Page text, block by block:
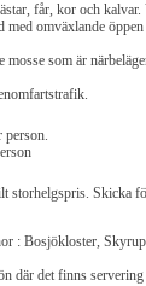
får, kor och kalvar.
med omväxlande
som är
person.
storhelgspris. Skicka
: Bosjökloster,
där det finns servering